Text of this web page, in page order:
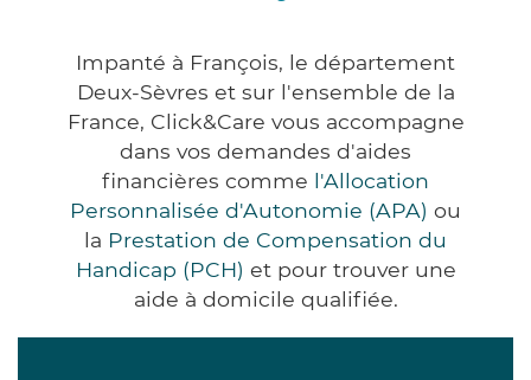
Impanté à François, le département
Deux-Sèvres et sur l'ensemble de la
France, Click&Care vous accompagne
dans vos demandes d'aides
financières comme l'Allocation
Personnalisée d'Autonomie (APA) ou
la Prestation de Compensation du
Handicap (PCH) et pour trouver une
aide à domicile qualifiée.